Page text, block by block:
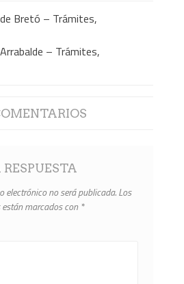
Bretó – Trámites,
– Trámites,
electrónico no será publicada.Los
marcados con *